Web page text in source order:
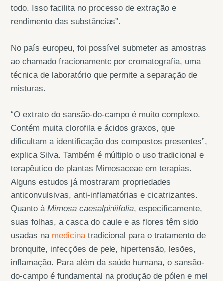
todo. Isso facilita no processo de extração e
rendimento das substâncias”.
No país europeu, foi possível submeter as amostras
ao chamado fracionamento por cromatografia, uma
técnica de laboratório que permite a separação de
misturas.
“O extrato do sansão-do-campo é muito complexo.
Contém muita clorofila e ácidos graxos, que
dificultam a identificação dos compostos presentes”,
explica Silva. Também é múltiplo o uso tradicional e
terapêutico de plantas Mimosaceae em terapias.
Alguns estudos já mostraram propriedades
anticonvulsivas, anti-inflamatórias e cicatrizantes.
Quanto àMimosa caesalpiniifolia, especificamente,
suas folhas, a casca do caule e as flores têm sido
usadas na medicinatradicional para o tratamento de
bronquite, infecções de pele, hipertensão, lesões,
inflamação. Para além da saúde humana, o sansão-
do-campo é fundamental na produção de pólen e mel